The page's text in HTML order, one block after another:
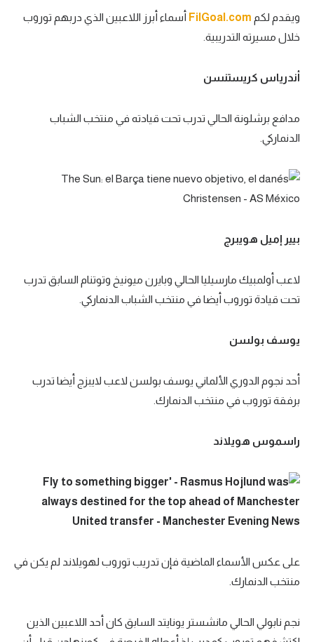
Gamers
ميركاتو
تحقيق في الجول
تحليل في الجول
كويز في الجول
ويقدم لكم FilGoal.com
أسماء أبرز اللاعبين الذي دربهم توروب
خلال مسيرته التدريبية.
أندرياس كريستنسن
مدافع برشلونة الحالي تدرب تحت قيادته في منتخب الشباب
الدنماركي.
بيير إميل هويبرج
لاعب أولمبيك مارسيليا الحالي وبايرن ميونيخ وتوتنام السابق تدرب
تحت قيادة توروب أيضا في منتخب الشباب الدنماركي.
يوسف بولسن
أحد نجوم الدوري الألماني يوسف بولسن لاعب لايبزج أيضا تدرب
برفقة توروب في منتخب الدنمارك.
راسموس هويلاند
على عكس الأسماء الماضية فإن تدريب توروب لهويلاند لم يكن في
منتخب الدنمارك.
نجم نابولي الحالي مانشستر يونايتد السابق كان أحد اللاعبين الذين